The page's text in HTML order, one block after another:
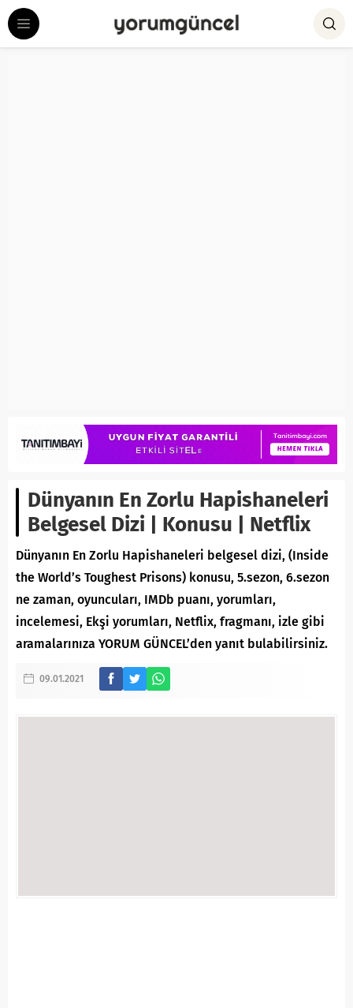
Dünyanın En Zorlu Hapishaneleri
Belgesel Dizi | Konusu | Netflix
Dünyanın En Zorlu Hapishaneleri belgesel dizi, (Inside
the World’s Toughest Prisons) konusu, 5.sezon, 6.sezon
ne zaman, oyuncuları, IMDb puanı, yorumları,
incelemesi, Ekşi yorumları, Netflix, fragmanı, izle gibi
aramalarınıza YORUM GÜNCEL’den yanıt bulabilirsiniz.
09.01.2021